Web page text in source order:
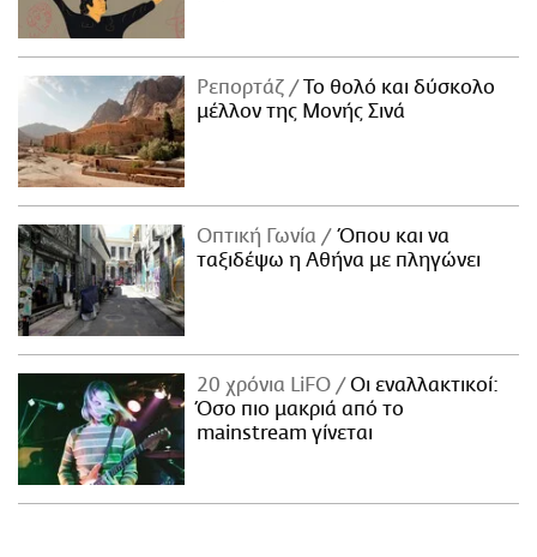
Ρεπορτάζ
Το θολό και δύσκολο
μέλλον της Μονής Σινά
Οπτική Γωνία
Όπου και να
ταξιδέψω η Αθήνα με πληγώνει
20 χρόνια LiFO
Οι εναλλακτικοί:
Όσο πιο μακριά από το
mainstream γίνεται